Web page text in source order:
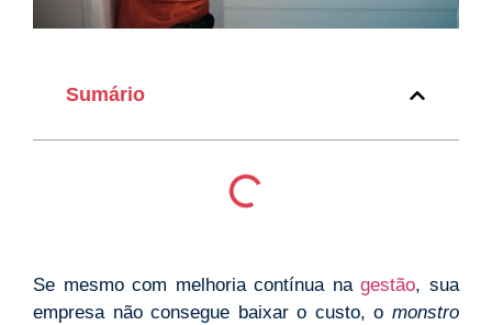
Sumário
Se mesmo com melhoria contínua nagestão, sua
empresa não consegue baixar o custo, o monstro